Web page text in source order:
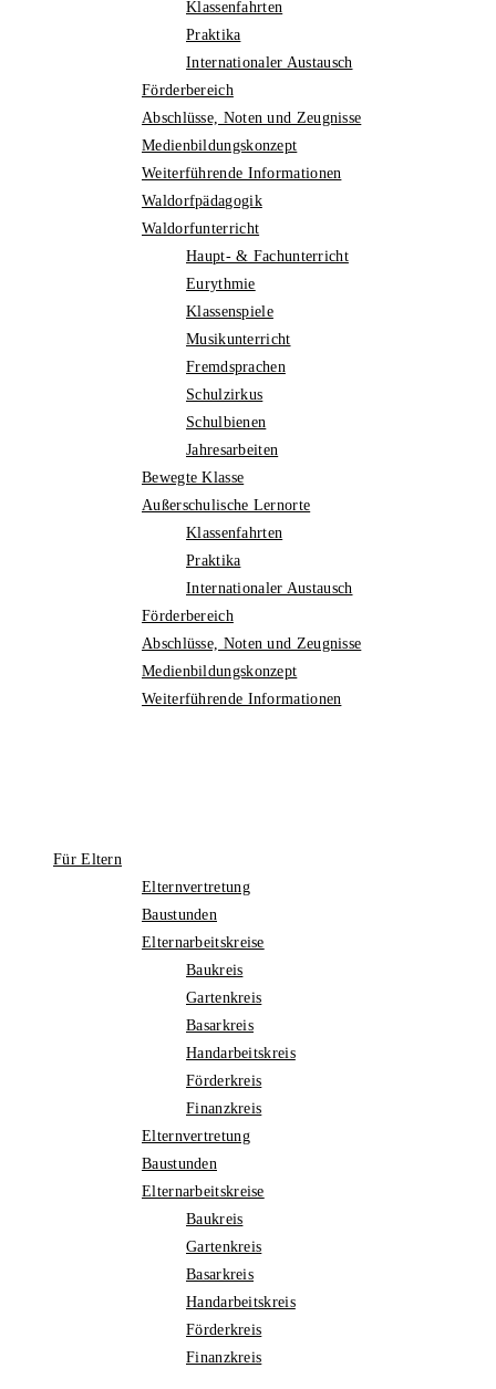
Klassenfahrten
Praktika
Internationaler Austausch
Förderbereich
Abschlüsse, Noten und Zeugnisse
Medienbildungskonzept
Weiterführende Informationen
Waldorfpädagogik
Waldorfunterricht
Haupt- & Fachunterricht
Eurythmie
Klassenspiele
Musikunterricht
Fremdsprachen
Schulzirkus
Schulbienen
Jahresarbeiten
Bewegte Klasse
Außerschulische Lernorte
Klassenfahrten
Praktika
Internationaler Austausch
Förderbereich
Abschlüsse, Noten und Zeugnisse
Medienbildungskonzept
Weiterführende Informationen
Für Eltern
Elternvertretung
Baustunden
Elternarbeitskreise
Baukreis
Gartenkreis
Basarkreis
Handarbeitskreis
Förderkreis
Finanzkreis
Elternvertretung
Baustunden
Elternarbeitskreise
Baukreis
Gartenkreis
Basarkreis
Handarbeitskreis
Förderkreis
Finanzkreis